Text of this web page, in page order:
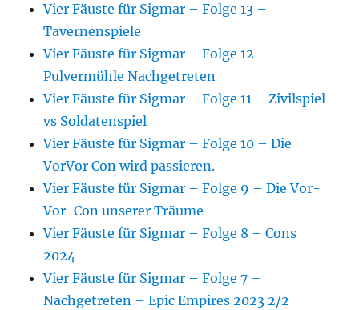
Vier Fäuste für Sigmar – Folge 13 –
Tavernenspiele
Vier Fäuste für Sigmar – Folge 12 –
Pulvermühle Nachgetreten
Vier Fäuste für Sigmar – Folge 11 – Zivilspiel
vs Soldatenspiel
Vier Fäuste für Sigmar – Folge 10 – Die
VorVor Con wird passieren.
Vier Fäuste für Sigmar – Folge 9 – Die Vor-
Vor-Con unserer Träume
Vier Fäuste für Sigmar – Folge 8 – Cons
2024
Vier Fäuste für Sigmar – Folge 7 –
Nachgetreten – Epic Empires 2023 2/2